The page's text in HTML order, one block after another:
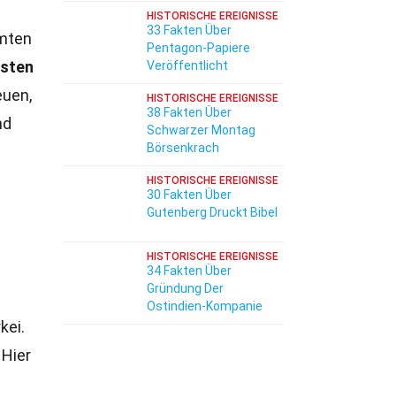
HISTORISCHE EREIGNISSE
33 Fakten Über
Pentagon-Papiere
Veröffentlicht
HISTORISCHE EREIGNISSE
38 Fakten Über
Schwarzer Montag
Börsenkrach
HISTORISCHE EREIGNISSE
30 Fakten Über
Gutenberg Druckt Bibel
HISTORISCHE EREIGNISSE
34 Fakten Über
Gründung Der
Ostindien-Kompanie